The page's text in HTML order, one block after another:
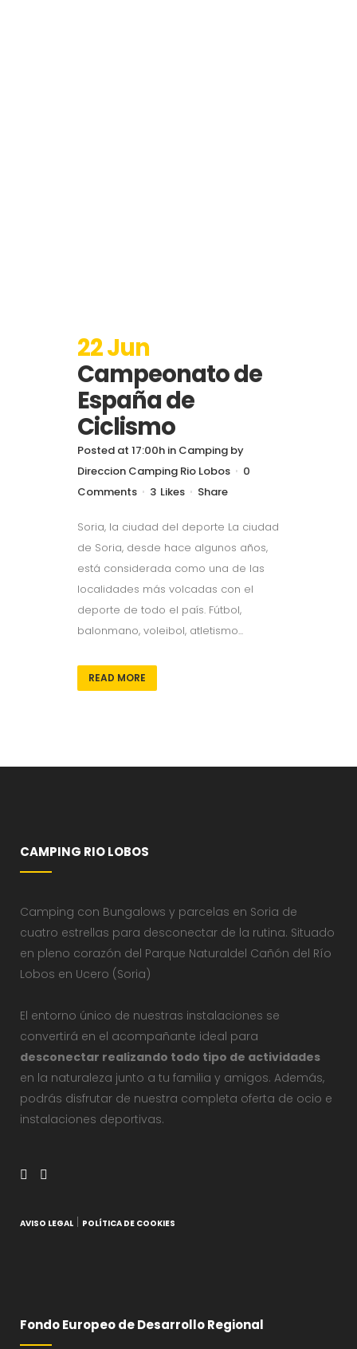
22 Jun
Campeonato de
España de
Ciclismo
Posted at 17:00h in Camping by
Direccion Camping Rio Lobos
0
Comments
3 Likes Share
Soria, la ciudad del deporte La ciudad
de Soria, desde hace algunos años,
está considerada como una de las
localidades más volcadas con el
deporte de todo el país. Fútbol,
balonmano, voleibol, atletismo...
READ MORE
CAMPING RIO LOBOS
Camping con Bungalows y parcelas en Soria de
cuatro estrellas para desconectar de la rutina. Situado
en pleno corazón del Parque Naturaldel Cañón del Río
Lobos en Ucero (Soria)
El entorno único de nuestras instalaciones se
convertirá en el acompañante ideal para
desconectar realizando todo tipo de actividades
en la naturaleza junto a tu familia y amigos. Además,
podrás disfrutar de nuestra completa oferta de ocio e
instalaciones deportivas.
AVISO LEGAL POLÍTICA DE COOKIES
Fondo Europeo de Desarrollo Regional